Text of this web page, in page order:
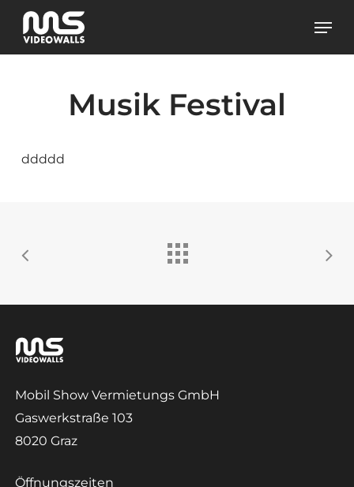
Skip
main
Menu
Musik Festival
ddddd
Mobil Show Vermietungs GmbH
Gaswerkstraße 103
8020 Graz
Öffnungszeiten